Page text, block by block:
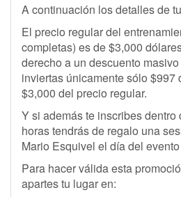
A continuación los detalles de
El precio regular del
completas) es de $3,000
derecho a un descuento
inviertas únicamente sólo $997
$3,000 del precio regular.
Y si además te inscribes dentro
horas tendrás de regalo una
Mario Esquivel el día del
Para hacer válida esta
apartes tu lugar en: